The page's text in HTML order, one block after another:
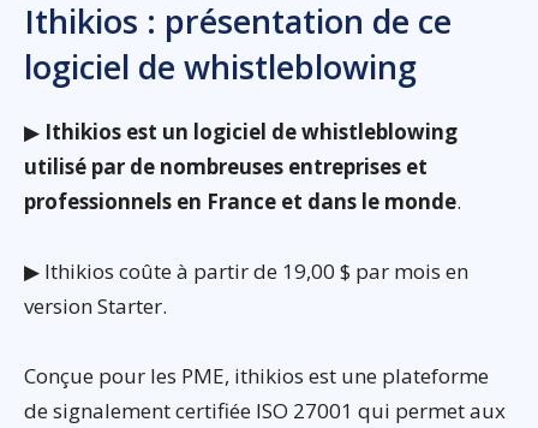
Ithikios : présentation de ce
logiciel de whistleblowing
▶ Ithikios est un logiciel de whistleblowing
utilisé par de nombreuses entreprises et
professionnels en France et dans le monde.
▶ Ithikios coûte à partir de 19,00 $ par mois en
version Starter.
Conçue pour les PME, ithikios est une plateforme
de signalement certifiée ISO 27001 qui permet aux